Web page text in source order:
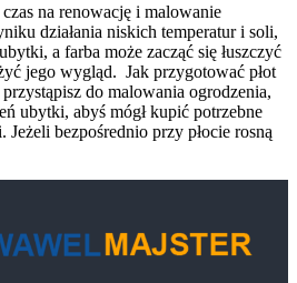
na renowację i malowanie
działania niskich temperatur i soli,
a farba może zacząć się łuszczyć
jego wygląd. Jak przygotować płot
do malowania ogrodzenia,
ubytki, abyś mógł kupić potrzebne
Jeżeli bezpośrednio przy płocie rosną